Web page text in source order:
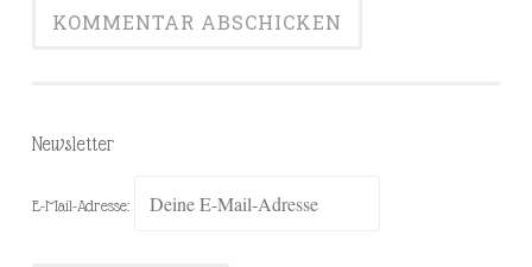
Newsletter
E-Mail-Adresse: